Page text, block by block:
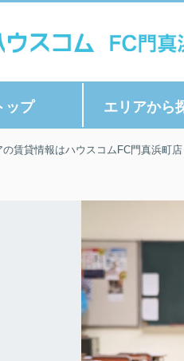
ップ エリアから
の賃貸情報はハウスコムFC門真浜町店